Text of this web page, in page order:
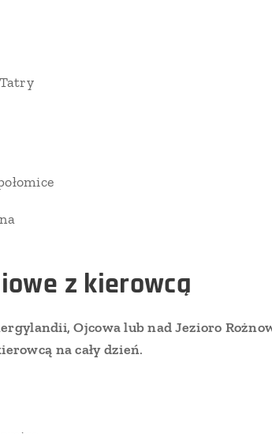
z kierowcą
Ojcowa lub nad Jezioro
na cały dzień.